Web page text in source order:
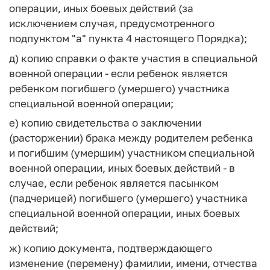
операции, иных боевых действий (за
исключением случая, предусмотренного
подпунктом "а" пункта 4 настоящего Порядка);
д) копию справки о факте участия в специальной
военной операции - если ребенок является
ребенком погибшего (умершего) участника
специальной военной операции;
е) копию свидетельства о заключении
(расторжении) брака между родителем ребенка
и погибшим (умершим) участником специальной
военной операции, иных боевых действий - в
случае, если ребенок является пасынком
(падчерицей) погибшего (умершего) участника
специальной военной операции, иных боевых
действий;
ж) копию документа, подтверждающего
изменение (перемену) фамилии, имени, отчества